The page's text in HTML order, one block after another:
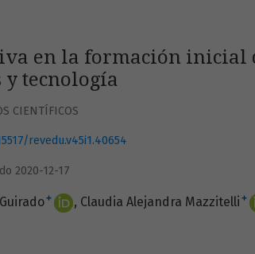
en la formación inicial
tecnología
CIENTÍFICOS
revedu.v45i1.40654
2020-12-17
+ Claudia Alejandra Mazzitelli +